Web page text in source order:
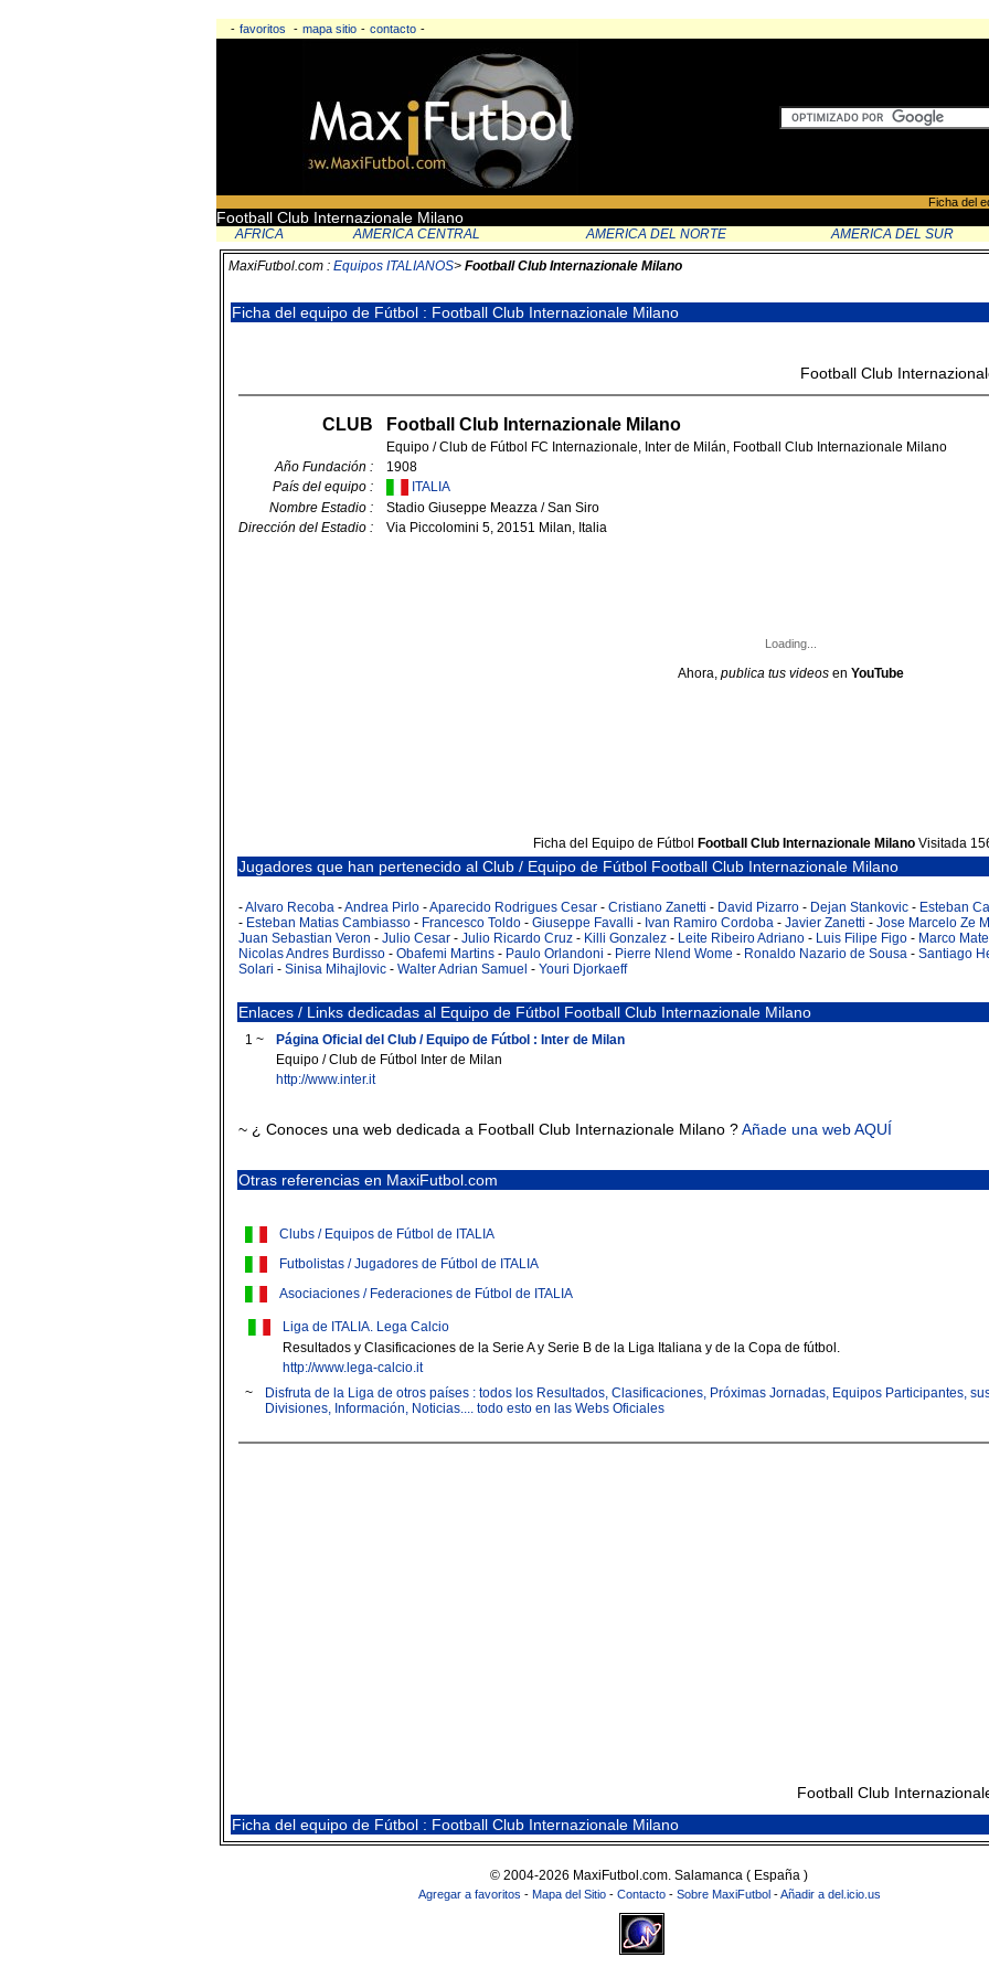
- favoritos - mapa sitio - contacto -
Ficha del
Football Club Internazionale Milano
AFRICA AMERICA CENTRAL AMERICA DEL NORTE AMERICA DEL SUR
MaxiFutbol.com : Equipos ITALIANOS> Football Club Internazionale Milano
Ficha del equipo de Fútbol : Football Club Internazionale Milano
Football Club
CLUB Football Club Internazionale Milano
Equipo / Club de Fútbol FC Internazionale, Inter de Milán, Football Club Internazionale Milano
Año Fundación :
1908
País del equipo :
ITALIA
Nombre Estadio :
Stadio Giuseppe Meazza / San Siro
Dirección del Estadio :
Via Piccolomini 5, 20151 Milan, Italia
Loading...
Ahora, publica tus videosen YouTube
Ficha del Equipo de Fútbol Football Club Internazionale MilanoVisitada
Jugadores que han pertenecido al Club / Equipo de Fútbol Football Club Internazionale Milano
-Alvaro Recoba-Andrea Pirlo-Aparecido Rodrigues Cesar- Cristiano Zanetti - David Pizarro- Dejan Stankovic- Esteban
- Esteban Matias Cambiasso- Francesco Toldo- Giuseppe Favalli - Ivan Ramiro Cordoba- Javier Zanetti - Jose Marcelo Ze
Juan Sebastian Veron - Julio Cesar- Julio Ricardo Cruz- Killi Gonzalez- Leite Ribeiro Adriano- Luis Filipe Figo- Marco
Nicolas Andres Burdisso- Obafemi Martins- Paulo Orlandoni - Pierre Nlend Wome - Ronaldo Nazario de Sousa- Santiago
Solari - Sinisa Mihajlovic- Walter Adrian Samuel - Youri Djorkaeff
Enlaces / Links dedicadas al Equipo de Fútbol Football Club Internazionale Milano
1 ~
Página Oficial del Club / Equipo de Fútbol : Inter de Milan
Equipo / Club de Fútbol Inter de Milan
http://www.inter.it
~ ¿ Conoces una web dedicada a Football Club Internazionale Milano ?Añade una web AQUÍ
Otras referencias en MaxiFutbol.com
Clubs / Equipos de Fútbol de ITALIA
Futbolistas / Jugadores de Fútbol de ITALIA
Asociaciones / Federaciones de Fútbol de ITALIA
Liga de ITALIA. Lega Calcio
Resultados y Clasificaciones de la Serie A y Serie B de la Liga Italiana y de la Copa de fútbol.
http://www.lega-calcio.it
~
Disfruta de la Liga de otros países : todos los Resultados, Clasificaciones, Próximas Jornadas, Equipos Participantes,
Divisiones, Información, Noticias.... todo esto en las Webs Oficiales
Football Club
Ficha del equipo de Fútbol : Football Club Internazionale Milano
© 2004-2026 MaxiFutbol.com. Salamanca ( España )
Agregar a favoritos - Mapa del Sitio- Contacto- Sobre MaxiFutbol-Añadir a del.icio.us